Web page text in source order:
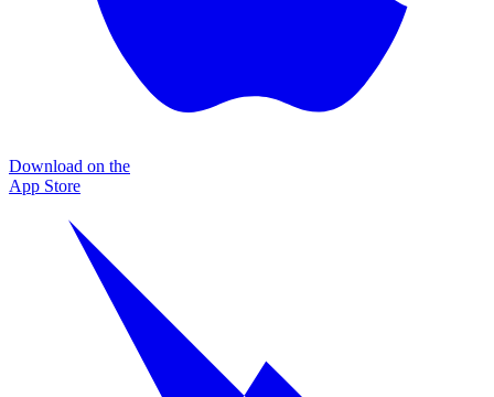
Download on the
App Store